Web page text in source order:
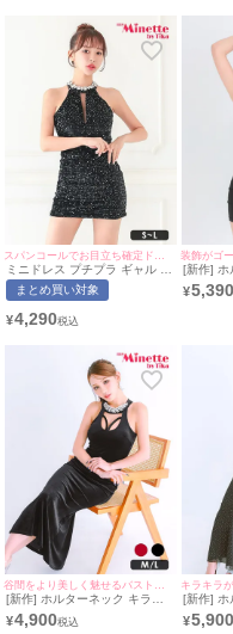
また、首元で固定するデザイン
スなスタイルが多いのも魅力の一
前からの清楚な印象とは対照的
お客様の心を一気に掴むギャップ
肩や腕をオープンにする
ホルタ
あなたの持つ「女性らしさ」を
胸元のカッティングや透け感の
一着を選ぶことで、
媚びないのに色っぽい究極のド
肩甲骨が際立つ美しいバックス
お客様を虜にするワンランク上
いつものレパートリーに加える
すはずです♡
ミニドレス プチプラ ギャル タ
イト ホルターネック セクシー
ラウンジ キラキラ 低身長 谷間
いみん着用/S~Lサイズ対応) |
まとめ買い対象
¥4,290
装飾がゴ
[新作] ホ
パーツ
対応/み
¥
[新作] ホルターネック キラキ
ラ バストコード タイトドレス
(みのり着用/M~Lサイズ対応) |
¥4,900
キラキラ
[新作] ホ
ラ 背中
おん着用
¥